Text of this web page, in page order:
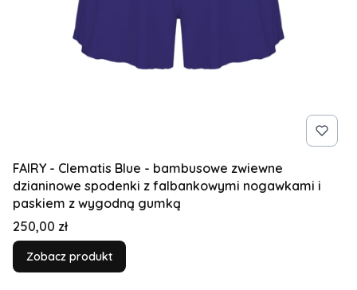
FAIRY - Clematis Blue - bambusowe zwiewne
dzianinowe spodenki z falbankowymi nogawkami i
paskiem z wygodną gumką
Cena
250,00 zł
Zobacz produkt